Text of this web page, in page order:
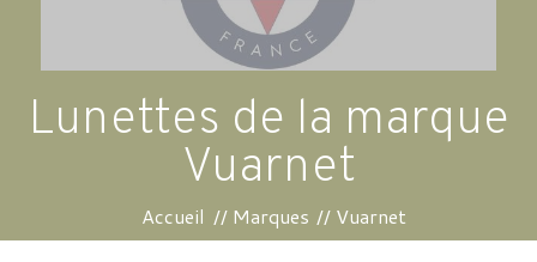
Lunettes de la marque
Vuarnet
Accueil Marques Vuarnet